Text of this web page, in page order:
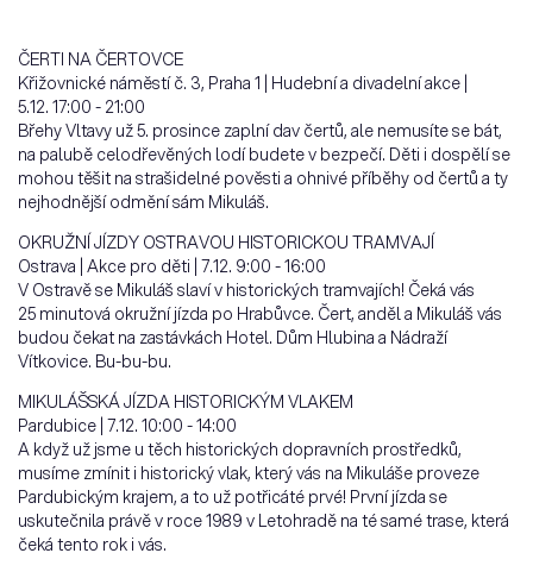
ČERTI NA ČERTOVCE
Křižovnické náměstí č. 3, Praha 1 | Hudební a divadelní akce |
5.12. 17:00 - 21:00
Břehy Vltavy už 5. prosince zaplní dav čertů, ale nemusíte se bát,
na palubě celodřevěných lodí budete v bezpečí. Děti i dospělí se
mohou těšit na strašidelné pověsti a ohnivé příběhy od čertů a ty
nejhodnější odmění sám Mikuláš.
OKRUŽNÍ JÍZDY OSTRAVOU HISTORICKOU TRAMVAJÍ
Ostrava | Akce pro děti | 7.12. 9:00 - 16:00
V Ostravě se Mikuláš slaví v historických tramvajích! Čeká vás
25 minutová okružní jízda po Hrabůvce. Čert, anděl a Mikuláš vás
budou čekat na zastávkách Hotel. Dům Hlubina a Nádraží
Vítkovice. Bu-bu-bu.
MIKULÁŠSKÁ JÍZDA HISTORICKÝM VLAKEM
Pardubice | 7.12. 10:00 - 14:00
A když už jsme u těch historických dopravních prostředků,
musíme zmínit i historický vlak, který vás na Mikuláše proveze
Pardubickým krajem, a to už potřicáté prvé! První jízda se
uskutečnila právě v roce 1989 v Letohradě na té samé trase, která
čeká tento rok i vás.